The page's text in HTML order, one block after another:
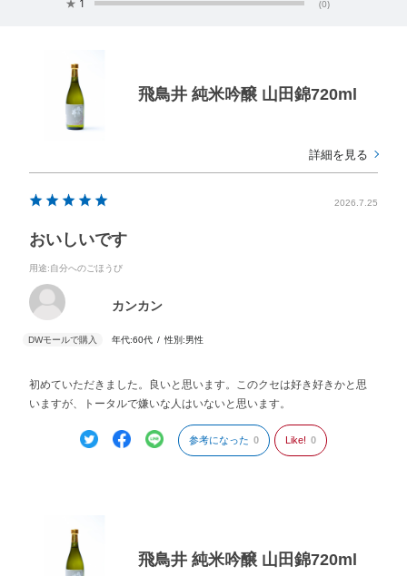
(0)
飛鳥井 純米吟醸 山田錦720ml
詳細を見る
2026.7.25
おいしいです
用途:自分へのごほうび
カンカン
年代:60代 性別:男性
初めていただきました。良いと思います。このクセは好き好きかと思
いますが、トータルで嫌いな人はいないと思います。
参考になった 0 Like! 0
飛鳥井 純米吟醸 山田錦720ml